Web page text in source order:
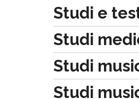
Studi e
Studi
Studi
Studi